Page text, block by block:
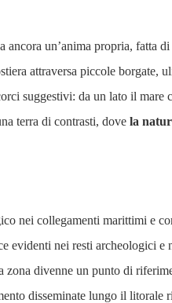
un’anima propria, fatta di
attraversa piccole borgate,
suggestivi: da un lato il mare
terra di contrasti, dove la
nei collegamenti marittimi e
evidenti nei resti archeologici e
divenne un punto di
disseminate lungo il litorale